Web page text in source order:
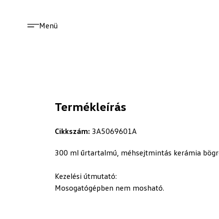
Menü
Termékleírás
Cikkszám: 3A5069601A
300 ml űrtartalmú, méhsejtmintás kerámia
Kezelési útmutató:
Mosogatógépben nem mosható.